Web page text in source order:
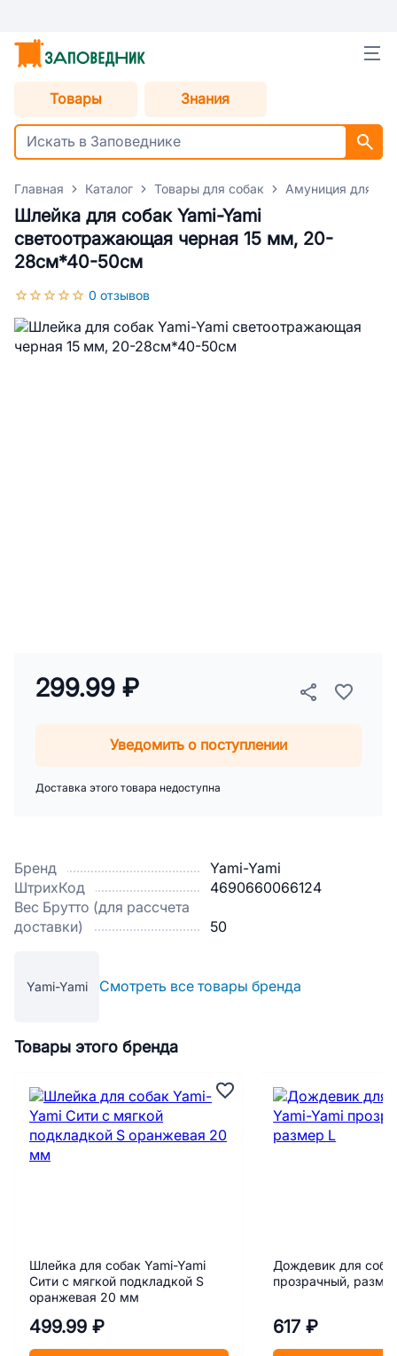
Товары Знания
Главная Каталог Товары для собак Амуниция для
Шлейка для собак Yami-Yami
светоотражающая черная 15 мм, 20-
28см*40-50см
0 отзывов
Бренд
Yami-Yami
ШтрихКод
4690660066124
Вес Брутто (для рассчета
доставки)
50
Yami-Yami Смотреть все товары бренда
299.99 ₽
Уведомить о поступлении
Доставка этого товара недоступна
Товары этого бренда
Шлейка для собак Yami-Yami
Сити с мягкой подкладкой S
оранжевая 20 мм
499.99 ₽
Дождевик для
прозрачный,
617 ₽